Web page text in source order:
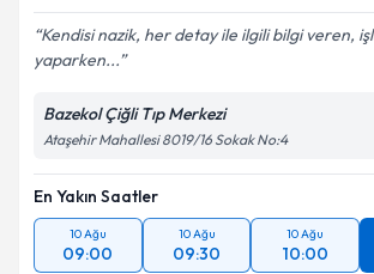
Metni'ni okudum ve kişisel
kapsamda işlenmesini kabul
Takvim Talebini
Kendisi nazik, her detay ile ilgili bilgi veren,
yaparken...
Bazekol Çiğli Tıp Merkezi
Ataşehir Mahallesi 8019/16 Sokak No:4
En Yakın Saatler
10 Ağu
09:00
10 Ağu
09:30
10 Ağu
10:00